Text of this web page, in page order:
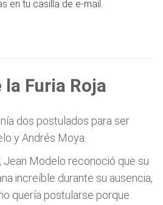
en tu casilla de e-mail.
Furia Roja
dos postulados para ser
y Andrés Moya.
Jean Modelo reconoció que su
increíble durante su ausencia,
quería postularse porque